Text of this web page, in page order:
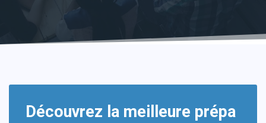
Découvrez la meilleure prépa